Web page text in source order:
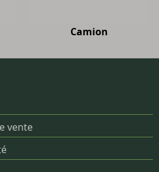
Camion
vente